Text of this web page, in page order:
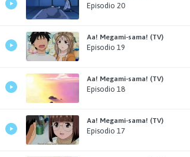
Episodio 20
Aa! Megami-sama! (TV)
Episodio 19
Aa! Megami-sama! (TV)
Episodio 18
Aa! Megami-sama! (TV)
Episodio 17